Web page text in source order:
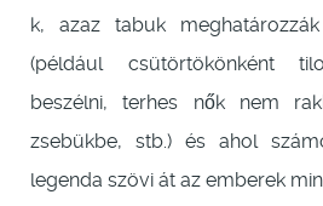
k, azaz tabuk
(például csütörtökönként
beszélni, terhes nők nem
zsebükbe, stb.) és ahol
legenda szövi át az emberek